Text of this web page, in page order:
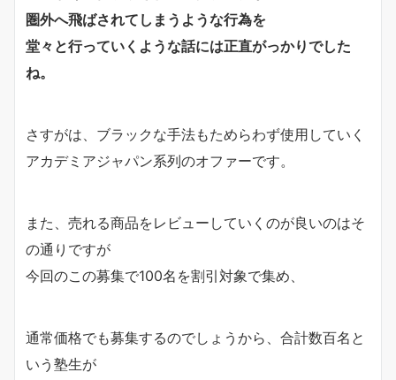
圏外へ飛ばされてしまうような行為を
堂々と行っていくような話には正直がっかりでした
ね。
さすがは、ブラックな手法もためらわず使用していく
アカデミアジャパン系列のオファーです。
また、売れる商品をレビューしていくのが良いのはそ
の通りですが
今回のこの募集で100名を割引対象で集め、
通常価格でも募集するのでしょうから、合計数百名と
いう塾生が